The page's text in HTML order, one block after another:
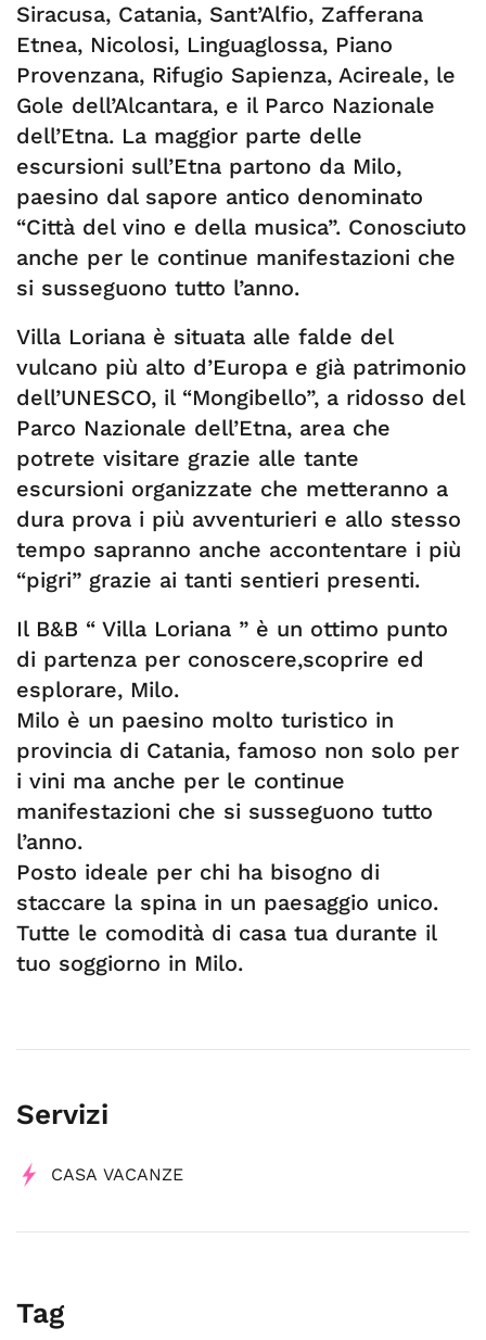
Siracusa, Catania, Sant’Alfio, Zafferana
Etnea, Nicolosi, Linguaglossa, Piano
Provenzana, Rifugio Sapienza, Acireale, le
Gole dell’Alcantara, e il Parco Nazionale
dell’Etna. La maggior parte delle
escursioni sull’Etna partono da Milo,
paesino dal sapore antico denominato
“Città del vino e della musica”. Conosciuto
anche per le continue manifestazioni che
si susseguono tutto l’anno.
Villa Loriana è situata alle falde del
vulcano più alto d’Europa e già patrimonio
dell’UNESCO, il “Mongibello”, a ridosso del
Parco Nazionale dell’Etna, area che
potrete visitare grazie alle tante
escursioni organizzate che metteranno a
dura prova i più avventurieri e allo stesso
tempo sapranno anche accontentare i più
“pigri” grazie ai tanti sentieri presenti.
Il B&B “ Villa Loriana ” è un ottimo punto
di partenza per conoscere,scoprire ed
esplorare, Milo.
Milo è un paesino molto turistico in
provincia di Catania, famoso non solo per
i vini ma anche per le continue
manifestazioni che si susseguono tutto
l’anno.
Posto ideale per chi ha bisogno di
staccare la spina in un paesaggio unico.
Tutte le comodità di casa tua durante il
tuo soggiorno in Milo.
Servizi
CASA VACANZE
Tag